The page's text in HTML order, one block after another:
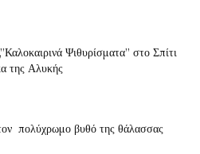
Ψιθυρίσματα” στο Σπίτι
της Αλυκής
πολύχρωμο βυθό της θάλασσας